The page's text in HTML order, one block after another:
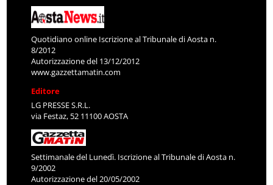
Quotidiano online Iscrizione al Tribunale di Aosta n.
8/2012
Autorizzazione del 13/12/2012
www.gazzettamatin.com
Editore
LG PRESSE S.R.L.
via Festaz, 52 11100 AOSTA
Settimanale del Lunedì. Iscrizione al Tribunale di Aosta n.
9/2002
Autorizzazione del 20/05/2002